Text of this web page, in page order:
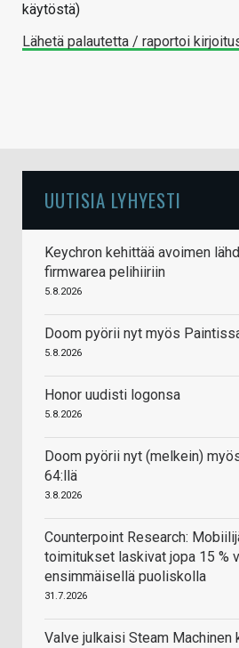
käytöstä)
Lähetä palautetta / raportoi
UUTISIA LYHYESTI
Keychron kehittää avoimen
firmwarea pelihiiriin
5.8.2026
Doom pyörii nyt myös
5.8.2026
Honor uudisti logonsa
5.8.2026
Doom pyörii nyt (melkein)
64:llä
3.8.2026
Counterpoint Research:
toimitukset laskivat jopa 15 %
ensimmäisellä puoliskolla
31.7.2026
Valve julkaisi Steam Machinen